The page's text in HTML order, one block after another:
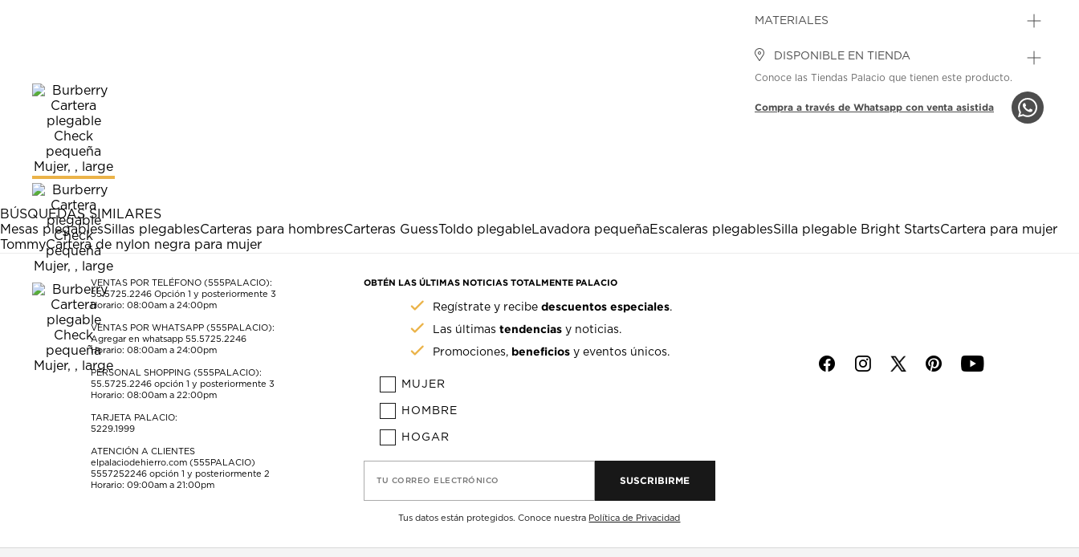
MATERIALES
DISPONIBLE EN TIENDA
Conoce las Tiendas Palacio que tienen este producto.
Compra a través de Whatsapp con venta asistida
BÚSQUEDAS SIMILARES
Mesas plegablesSillas plegablesCarteras para hombresCarteras GuessToldo plegableLavadora pequeñaEscaleras plegablesSilla plegable Bright StartsCartera para mujer
TommyCartera de nylon negra para mujer
VENTAS POR TELÉFONO (555PALACIO):
55.5725.2246 Opción 1 y posteriormente 3
Horario: 08:00am a 24:00pm
VENTAS POR WHATSAPP (555PALACIO):
Agregar en whatsapp 55.5725.2246
Horario: 08:00am a 24:00pm
PERSONAL SHOPPING (555PALACIO):
55.5725.2246 opción 1 y posteriormente 3
Horario: 08:00am a 22:00pm
TARJETA PALACIO:
5229.1999
ATENCIÓN A CLIENTES
elpalaciodehierro.com (555PALACIO)
5557252246 opción 1 y posteriormente 2
Horario: 09:00am a 21:00pm
OBTÉN LAS ÚLTIMAS NOTICIAS TOTALMENTE PALACIO
Regístrate y recibedescuentos especiales.
Las últimastendencias y noticias.
Promociones, beneficios y eventos únicos.
MUJER
HOMBRE
HOGAR
TU CORREO ELECTRÓNICO SUSCRIBIRME
Tus datos están protegidos. Conoce nuestra Política de Privacidad
f i p y